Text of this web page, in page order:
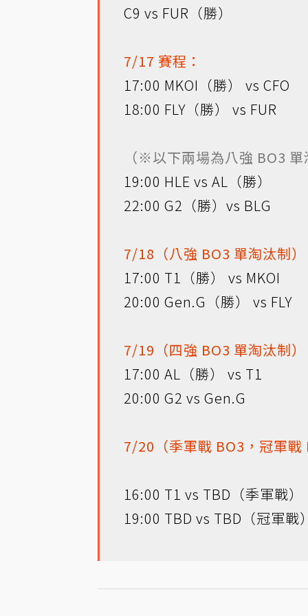
C9 vs FUR（勝）
7/17 賽程：
17:00 MKOI（勝） vs CFO
18:00 FLY（勝） vs FUR
（※以下兩場為八強 BO3 單
19:00 HLE vs AL（勝）
22:00 G2（勝）vs BLG
7/18（八強 BO3 單淘汰制）
17:00 T1（勝） vs MKOI
20:00 Gen.G（勝） vs FLY
7/19（四強 BO3 單淘汰制）
17:00 AL（勝） vs T1
20:00 G2 vs Gen.G
7/20（季軍戰 BO3，冠軍戰
16:00 T1 vs TBD（季軍戰）
19:00 TBD vs TBD（冠軍戰）